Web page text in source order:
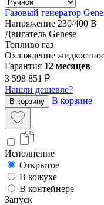
Газовый генератор
Напряжение 230/400 В
Двигатель Genese
Топливо газ
Охлаждение
Гарантия 12 месяцев
3 598 851 ₽
Нашли дешевле?
В корзину В корзине
Исполнение
Открытое
В кожухе
В контейнере
Запуск